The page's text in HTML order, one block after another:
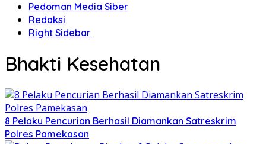
Pedoman Media Siber
Redaksi
Right Sidebar
Bhakti Kesehatan
8 Pelaku Pencurian Berhasil Diamankan Satreskrim
Polres Pamekasan